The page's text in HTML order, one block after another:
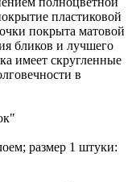
пластиковой
покрыта матовой
бликов и лучшего
имеет скругленные
в
размер 1 штуки: